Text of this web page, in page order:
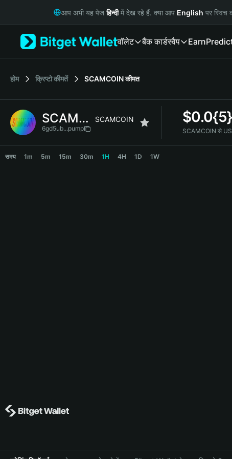
Русский
Italiano
简体中文
繁體中文
Bahasa Indonesia
आप अभी यह पेजहिन्दीमें देख रहे हैं. क्या आप English पर स्विच
वॉलेट बैंक कार्डस्वैप Earn
होम क्रिप्टो कीमतें SCAMCOINकीमत
SCAMCOIN SCAMCOIN
6gd5ub...pump
$
SCAMCOIN से
समय 1m 5m 15m 30m 1H 4H 1D 1W